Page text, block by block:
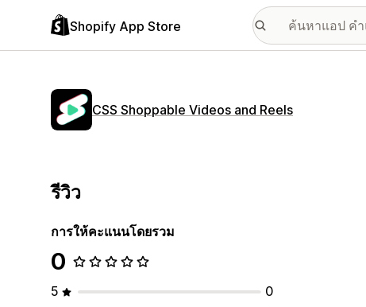
Shopify App Store
CSS Shoppable Videos and Reels
รีวิว
การให้คะแนนโดยรวม
0
5
0